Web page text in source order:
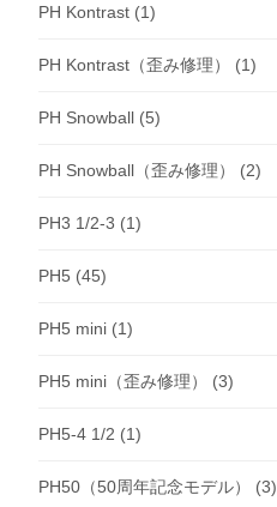
PH Kontrast (1)
PH Kontrast（歪み修理） (1)
PH Snowball (5)
PH Snowball（歪み修理） (2)
PH3 1/2-3 (1)
PH5 (45)
PH5 mini (1)
PH5 mini（歪み修理） (3)
PH5-4 1/2 (1)
PH50（50周年記念モデル） (3)